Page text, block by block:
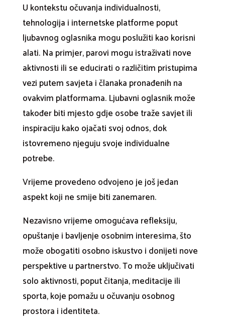
U kontekstu očuvanja individualnosti,
tehnologija i internetske platforme poput
ljubavnog oglasnika mogu poslužiti kao korisni
alati. Na primjer, parovi mogu istraživati nove
aktivnosti ili se educirati o različitim pristupima
vezi putem savjeta i članaka pronađenih na
ovakvim platformama. Ljubavni oglasnik može
također biti mjesto gdje osobe traže savjet ili
inspiraciju kako ojačati svoj odnos, dok
istovremeno njeguju svoje individualne
potrebe.
Vrijeme provedeno odvojeno je još jedan
aspekt koji ne smije biti zanemaren.
Nezavisno vrijeme omogućava refleksiju,
opuštanje i bavljenje osobnim interesima, što
može obogatiti osobno iskustvo i donijeti nove
perspektive u partnerstvo. To može uključivati
solo aktivnosti, poput čitanja, meditacije ili
sporta, koje pomažu u očuvanju osobnog
prostora i identiteta.